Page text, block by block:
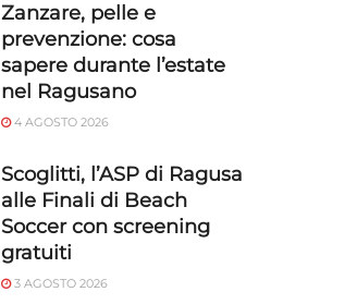
Zanzare, pelle e
prevenzione: cosa
sapere durante l’estate
nel Ragusano
4 AGOSTO 2026
Scoglitti, l’ASP di Ragusa
alle Finali di Beach
Soccer con screening
gratuiti
3 AGOSTO 2026